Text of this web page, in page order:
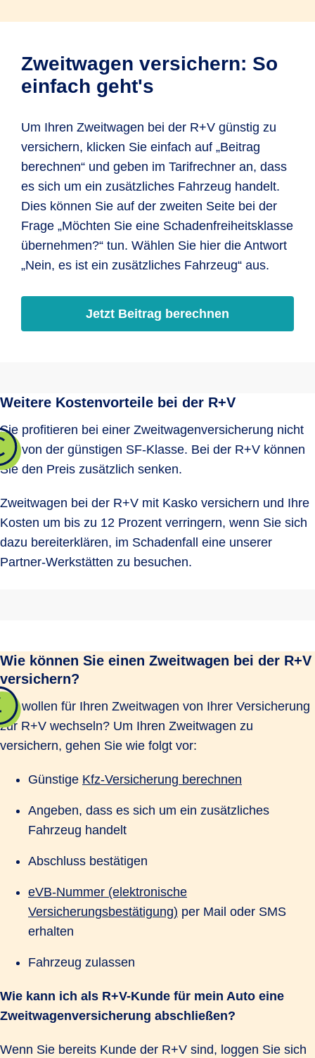
Zweitwagen versichern: So
einfach geht's
Um Ihren Zweitwagen bei der R+V günstig zu
versichern, klicken Sie einfach auf „Beitrag
berechnen“ und geben im Tarifrechner an, dass
es sich um ein zusätzliches Fahrzeug handelt.
Dies können Sie auf der zweiten Seite bei der
Frage „Möchten Sie eine Schadenfreiheitsklasse
übernehmen?“ tun. Wählen Sie hier die Antwort
„Nein, es ist ein zusätzliches Fahrzeug“ aus.
Jetzt Beitrag berechnen
Weitere Kostenvorteile bei der R+V
Sie profitieren bei einer Zweitwagenversicherung nicht
nur von der günstigen SF-Klasse. Bei der R+V können
Sie den Preis zusätzlich senken.
Zweitwagen bei der R+V mit Kasko versichern und Ihre
Kosten um bis zu 12 Prozent verringern, wenn Sie sich
dazu bereiterklären, im Schadenfall eine unserer
Partner-Werkstätten zu besuchen.
Wie können Sie einen Zweitwagen bei der R+V
versichern?
Sie wollen für Ihren Zweitwagen von Ihrer Versicherung
zur R+V wechseln? Um Ihren Zweitwagen zu
versichern, gehen Sie wie folgt vor:
Günstige Kfz-Versicherung berechnen
Angeben, dass es sich um ein zusätzliches
Fahrzeug handelt
Abschluss bestätigen
eVB-Nummer (elektronische
Versicherungsbestätigung) per Mail oder SMS
erhalten
Fahrzeug zulassen
Wie kann ich als R+V-Kunde für mein Auto eine
Zweitwagenversicherung abschließen?
Wenn Sie bereits Kunde der R+V sind, loggen Sie sich